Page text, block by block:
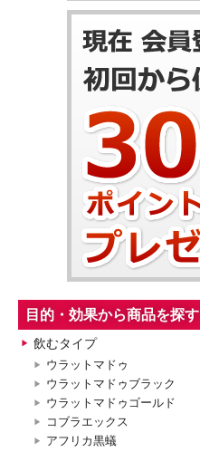
目的・効果から商品を探す
飲むタイプ
ウラットマドゥ
ウラットマドゥブラック
ウラットマドゥゴールド
コブラエックス
アフリカ黒蟻